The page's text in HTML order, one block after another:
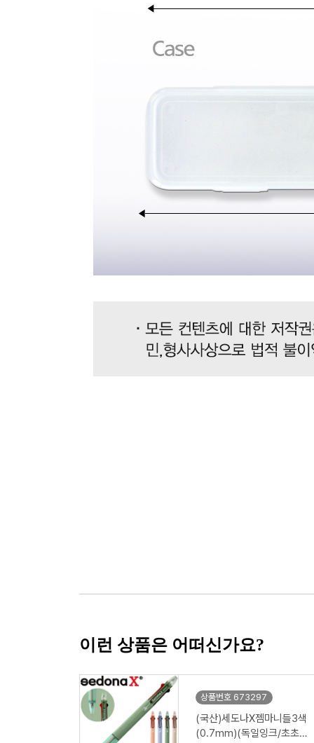
이런 상품은 어떠신가요?
상품번호 673297
(국산)세도나X젬마니들3색
(0.7mm)(독일잉크/초초